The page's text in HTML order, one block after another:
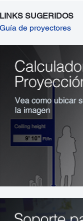
LINKS SUGERIDOS
Guía de proyectores